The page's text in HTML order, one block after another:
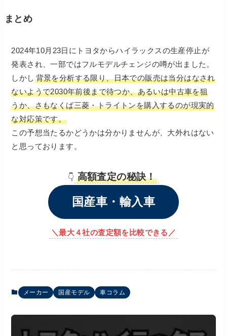
まとめ
2024年10月23日にトヨタからハイラックスの生産停止が
発表され、一部ではフルモデルチェンジの噂が出ました。
しかし 背景を分析する限り、日本での販売は当分はなされ
ないようで2030年前後まで待つか、あるいは中古車を狙
うか、さもなくば三菱・トライトンを購入するのが現実的
な対応策です。
この予想当たるかどうかは分かりませんが、大外れはない
と思っております。
👇 高額査定の秘訣！
国産車・輸入車
＼最大４社の査定額を比較できる／
メーカー 国産モデル 車コラム